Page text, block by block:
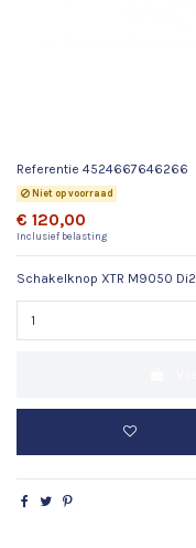
Referentie 4524667646266
Niet op voorraad
€ 120,00
Inclusief belasting
Schakelknop XTR M9050 Di2